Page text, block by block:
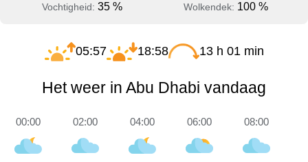
Vochtigheid: 35 % Wolkendek: 100 %
05:57 18:58 13 h 01 min
Het weer in Abu Dhabi vandaag
00:00 02:00 04:00 06:00 08:00